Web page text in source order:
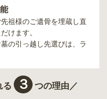
て霊園まで行っています
あります。アクセスに関し
物をした時に助かりまし
祖様のご遺骨を埋蔵し直
けます。
の引っ越し先選びは、ラ
る ３ つの理由／